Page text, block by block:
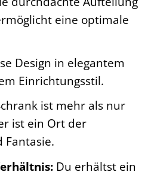
eine optimale
Design in elegantem
Einrichtungsstil.
ist mehr als nur
ist ein Ort der
Fantasie.
Du erhältst ein